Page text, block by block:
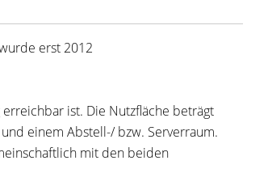
erst 2012
ist. Die Nutzfläche beträgt
einem Abstell-/ bzw. Serverraum.
mit den beiden